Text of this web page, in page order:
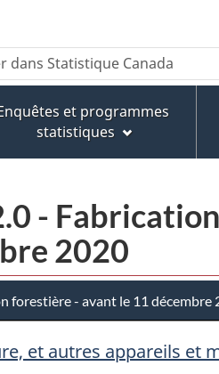
et programmes
statistiques
-
2020
forestière - avant le 11 décembre
et autres appareils et